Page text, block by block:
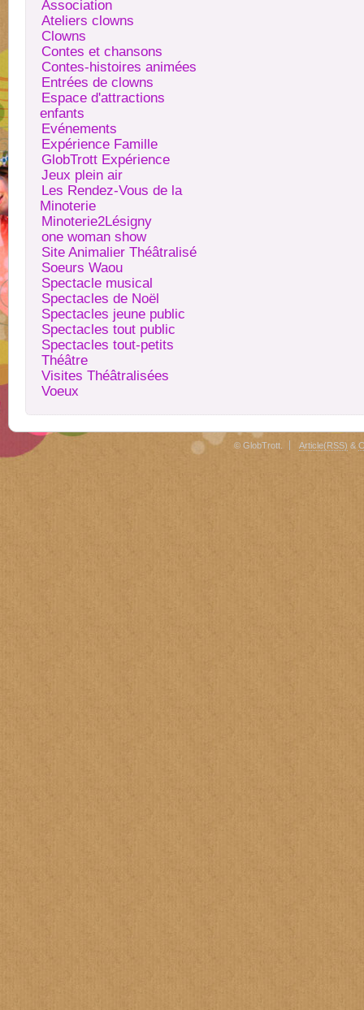
Association
Ateliers clowns
Clowns
Contes et chansons
Contes-histoires animées
Entrées de clowns
Espace d'attractions
enfants
Evénements
Expérience Famille
GlobTrott Expérience
Jeux plein air
Les Rendez-Vous de la
Minoterie
Minoterie2Lésigny
one woman show
Site Animalier Théâtralisé
Soeurs Waou
Spectacle musical
Spectacles de Noël
Spectacles jeune public
Spectacles tout public
Spectacles tout-petits
Théâtre
Visites Théâtralisées
Voeux
© GlobTrott. Article(RSS) &